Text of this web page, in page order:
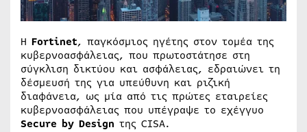
Η Fortinet, παγκόσμιος ηγέτης στον τομέα της
κυβερνοασφάλειας, που πρωτοστάτησε στη
σύγκλιση δικτύου και ασφάλειας, εδραιώνει τη
δέσμευσή της για υπεύθυνη και ριζική
διαφάνεια, ως μία από τις πρώτες εταιρείες
κυβερνοασφάλειας που υπέγραψε το εχέγγυο
Secure by Design της CISA.